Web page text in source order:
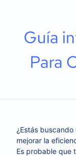
Guía
Para
¿Estás
mejorar la
Es probable que